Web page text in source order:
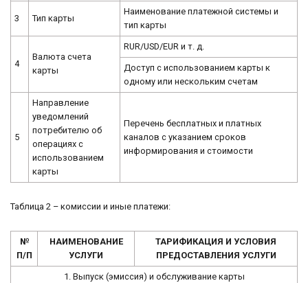
3 Тип карты
Наименование платежной системы и
тип карты
4
Валюта счета
карты
RUR/USD/EUR и т. д.
Доступ с использованием карты к
одному или нескольким счетам
5
Направление
уведомлений
потребителю об
операциях с
использованием
карты
Перечень бесплатных и платных
каналов с указанием сроков
информирования и стоимости
Таблица 2 – комиссии и иные платежи:
№
П/П
НАИМЕНОВАНИЕ
УСЛУГИ
ТАРИФИКАЦИЯ И УСЛОВИЯ
ПРЕДОСТАВЛЕНИЯ УСЛУГИ
1. Выпуск (эмиссия) и обслуживание карты